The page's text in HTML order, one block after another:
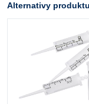
Alternativy